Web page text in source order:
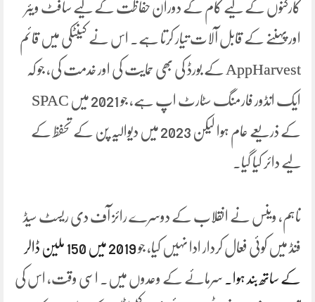
کارکنوں کے لیے کام کے دوران حفاظت کے لیے سافٹ ویئر
اور پہننے کے قابل آلات تیار کرتا ہے۔ اس نے کینٹکی میں قائم
AppHarvest کے بورڈ کی بھی حمایت کی اور خدمت کی، جو کہ
ایک انڈور فارمنگ سٹارٹ اپ ہے، جو 2021 میں SPAC
کے ذریعے عام ہوا لیکن 2023 میں دیوالیہ پن کے تحفظ کے
لیے دائر کیا گیا۔
تاہم، وینس نے انقلاب کے دوسرے رائز آف دی ریسٹ سیڈ
فنڈ میں کوئی فعال کردار ادا نہیں کیا، جو 2019 میں 150 ملین ڈالر
کے ساتھ بند ہوا۔ سرمائے کے وعدوں میں۔ اسی وقت، اس کی